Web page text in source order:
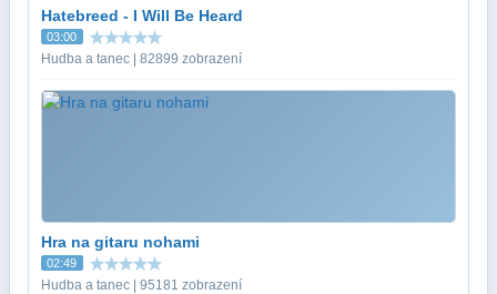
Hatebreed - I Will Be Heard
03:00
Hudba a tanec | 82899 zobrazení
Hra na gitaru nohami
02:49
Hudba a tanec | 95181 zobrazení